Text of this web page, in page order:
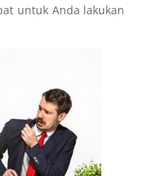
untuk Anda lakukan